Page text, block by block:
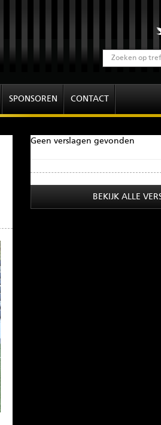
SPONSOREN CONTACT
Geen verslagen gevonden
BEKIJK ALLE